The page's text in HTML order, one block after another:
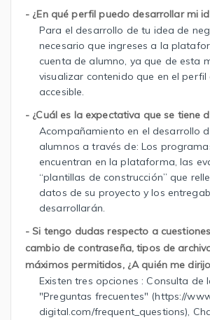
- ¿En qué perfil puedo desarrollar mi
Para el desarrollo de tu idea de
necesario que ingreses a la
cuenta de alumno, ya que de esta
visualizar contenido que en el perfil
accesible.
- ¿Cuál es la expectativa que se tiene
Acompañamiento en el desarrollo
alumnos a través de: Los
encuentran en la plataforma, las
“plantillas de construcción” que
datos de su proyecto y los
desarrollarán.
- Si tengo dudas respecto a
cambio de contraseña, tipos de
máximos permitidos, ¿A quién me
Existen tres opciones : Consulta de
"Preguntas frecuentes" (https://
digital.com/frequent_questions),